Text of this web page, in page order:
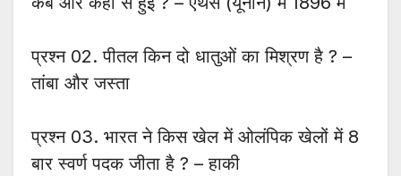
प्रश्न 02. पीतल किन दो धातुओं का मिश्रण है ? –
तांबा और जस्ता
प्रश्न 03. भारत ने किस खेल में ओलंपिक खेलों में 8
बार स्वर्ण पदक जीता है ? – हाकी